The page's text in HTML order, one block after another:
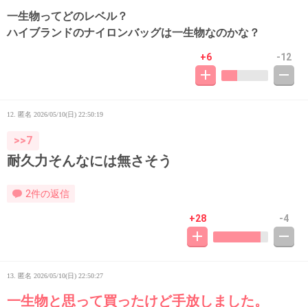
一生物ってどのレベル？
ハイブランドのナイロンバッグは一生物なのかな？
+6 -12
12. 匿名 2026/05/10(日) 22:50:19
>>7
耐久力そんなには無さそう
2件の返信
+28 -4
13. 匿名 2026/05/10(日) 22:50:27
一生物と思って買ったけど手放しました。